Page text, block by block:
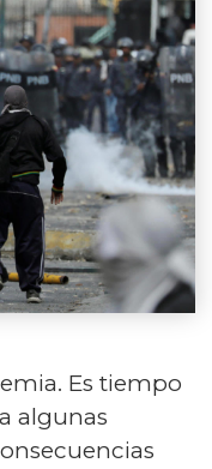
Es tiempo
algunas